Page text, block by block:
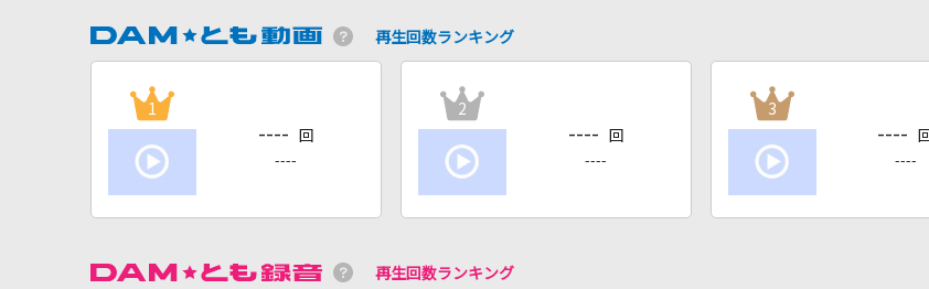
再生回数ランキング
1
---- 回
----
2
---- 回
----
3
---- 回
----
再生回数ランキング